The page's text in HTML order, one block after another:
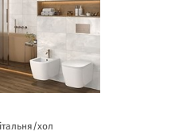
хол